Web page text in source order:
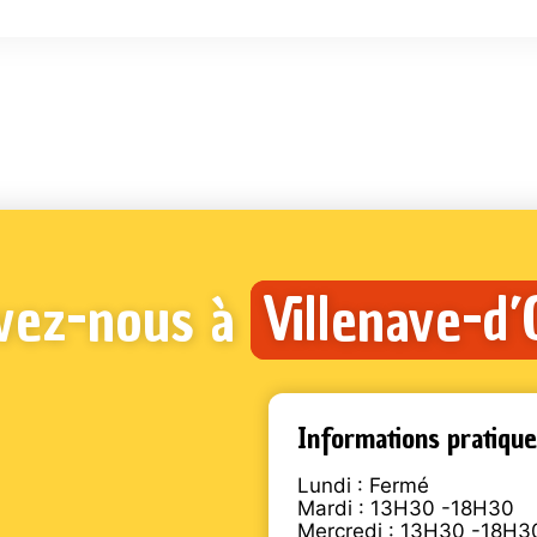
nous à Villenave-
Informations
Lundi : Fermé
Mardi : 13H30 -18H30
Mercredi : 13H30 -